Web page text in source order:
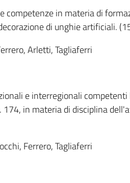
in materia di
di unghie artificiali.
Arletti, Tagliaferri
e interregionali
in materia di disciplina
Ferrero, Tagliaferri